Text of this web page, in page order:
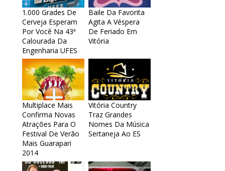
1.000 Grades De
Cerveja Esperam
Por Você Na 43ª
Calourada Da
Engenharia UFES
Baile Da Favorita
Agita A Véspera
De Feriado Em
Vitória
Multiplace Mais
Confirma Novas
Atrações Para O
Festival De Verão
Mais Guarapari
2014
Vitória Country
Traz Grandes
Nomes Da Música
Sertaneja Ao ES